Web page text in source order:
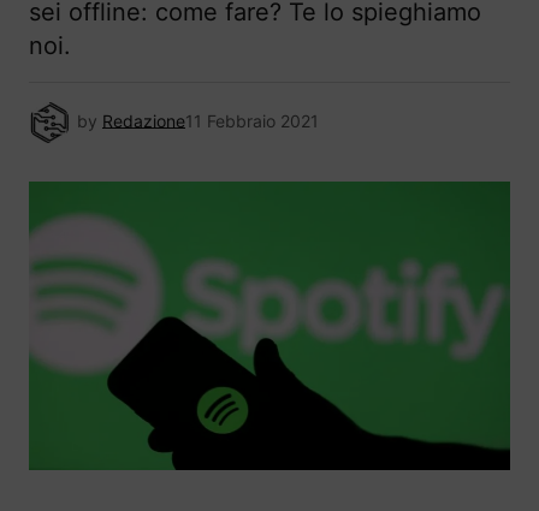
sei offline: come fare? Te lo spieghiamo
noi.
by Redazione11 Febbraio 2021